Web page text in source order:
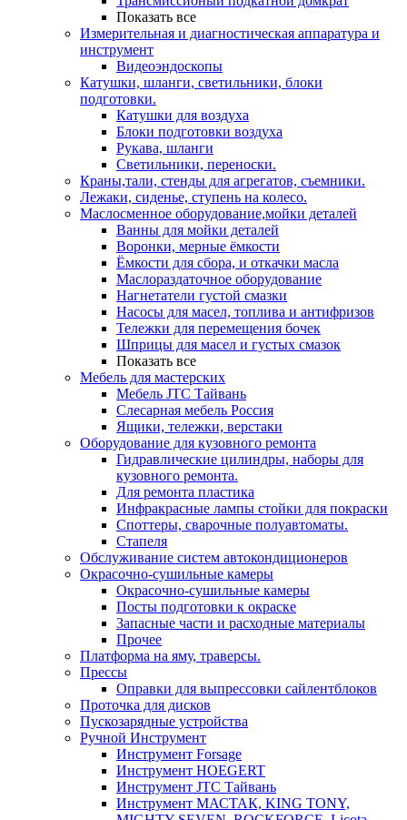
Показать все
Измерительная и диагностическая аппаратура и
инструмент
Видеоэндоскопы
Катушки, шланги, светильники, блоки
подготовки.
Катушки для воздуха
Блоки подготовки воздуха
Рукава, шланги
Светильники, переноски.
Краны,тали, стенды для агрегатов, съемники.
Лежаки, сиденье, ступень на колесо.
Маслосменное оборудование,мойки деталей
Ванны для мойки деталей
Воронки, мерные ёмкости
Ёмкости для сбора, и откачки масла
Маслораздаточное оборудование
Нагнетатели густой смазки
Насосы для масел, топлива и антифризов
Тележки для перемещения бочек
Шприцы для масел и густых смазок
Показать все
Мебель для мастерских
Мебель JTC Тайвань
Слесарная мебель Россия
Ящики, тележки, верстаки
Оборудование для кузовного ремонта
Гидравлические цилиндры, наборы для
кузовного ремонта.
Для ремонта пластика
Инфракрасные лампы стойки для покраски
Споттеры, сварочные полуавтоматы.
Стапеля
Обслуживание систем автокондиционеров
Окрасочно-сушильные камеры
Окрасочно-сушильные камеры
Посты подготовки к окраске
Запасные части и расходные материалы
Прочее
Платформа на яму, траверсы.
Прессы
Оправки для выпрессовки сайлентблоков
Проточка для дисков
Пускозарядные устройства
Ручной Инструмент
Инструмент Forsage
Инструмент HOEGERT
Инструмент JTC Тайвань
Инструмент МАСТАК, KING TONY,